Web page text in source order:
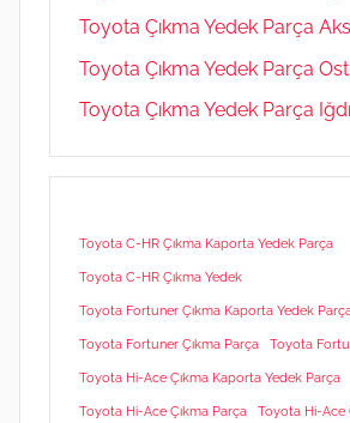
Toyota Çıkma Yedek Parça
Toyota Çıkma Yedek Parça
Toyota Çıkma Yedek Parça
Toyota C-HR Çıkma Kaporta Yedek Parça
Toyota C-HR Çıkma Yedek
Toyota Fortuner Çıkma Kaporta Yedek
Toyota Fortuner Çıkma Parça Toyota
Toyota Hi-Ace Çıkma Kaporta Yedek Parça
Toyota Hi-Ace Çıkma Parça Toyota Hi-Ace